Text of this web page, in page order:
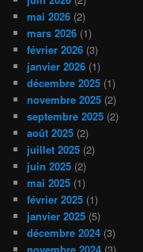
mai 2026 (2)
mars 2026 (1)
février 2026 (3)
janvier 2026 (1)
décembre 2025 (1)
novembre 2025 (2)
septembre 2025 (2)
août 2025 (2)
juillet 2025 (2)
juin 2025 (2)
mai 2025 (1)
février 2025 (1)
janvier 2025 (5)
décembre 2024 (3)